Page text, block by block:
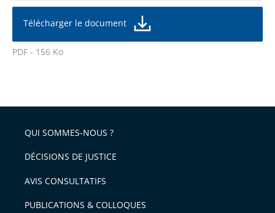
partage
de
l'article
pour
la
de
police
Télécharger le document
PDF - 156 Ko
l'article
pour
avant
QUI SOMMES-NOUS ?
DÉCISIONS DE JUSTICE
AVIS CONSULTATIFS
PUBLICATIONS & COLLOQUES